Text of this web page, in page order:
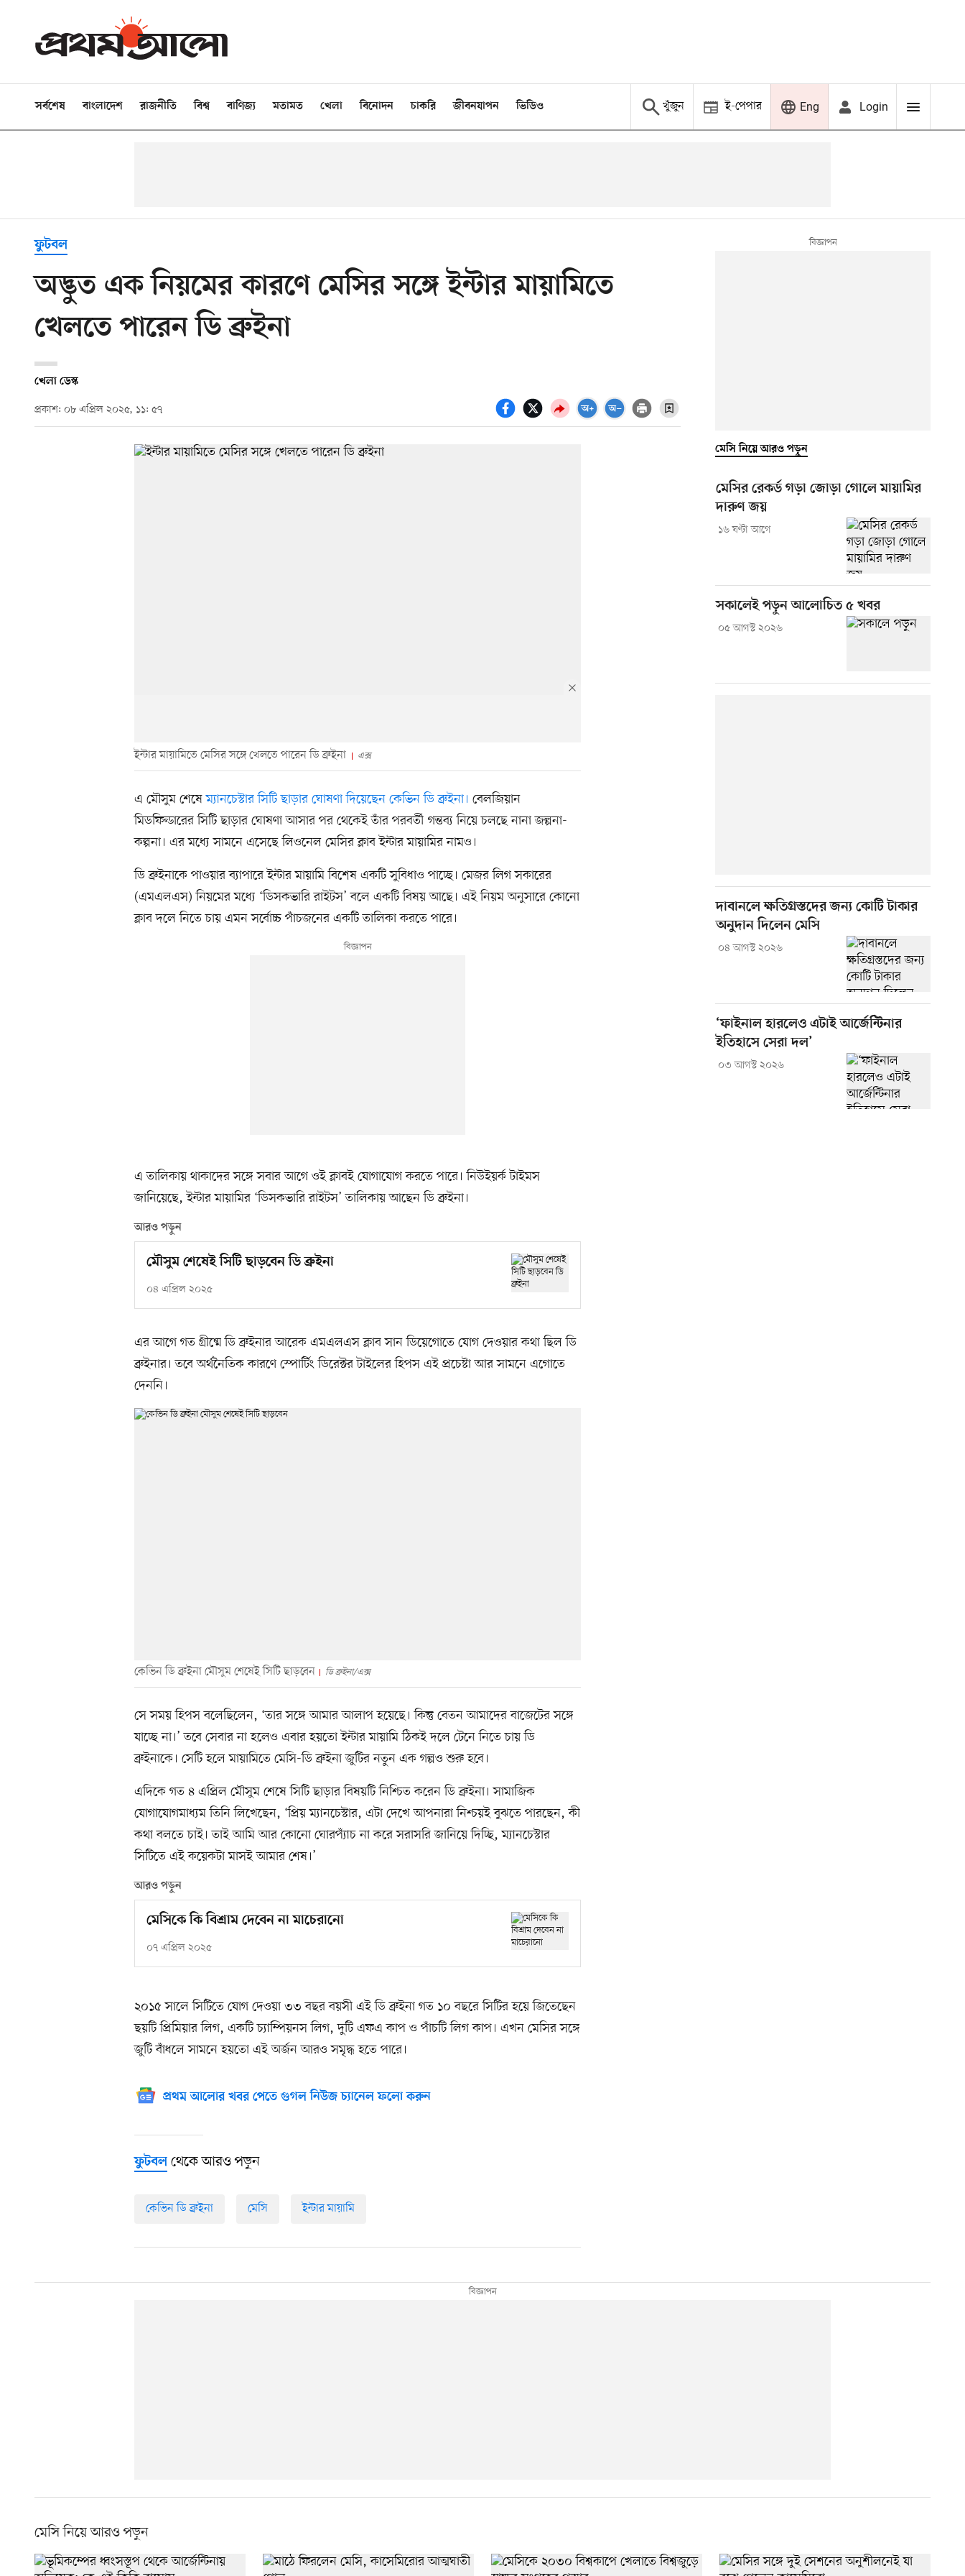
সর্বশেষ বাংলাদেশ রাজনীতি বিশ্ব বাণিজ্য মতামত খেলা বিনোদন চাকরি জীবনযাপন ভিডিও খুঁজুন ই-পেপার Eng Login
ফুটবল
অদ্ভুত এক নিয়মের কারণে মেসির সঙ্গে ইন্টার মায়ামিতে
খেলতে পারেন ডি ব্রুইনা
খেলা ডেস্ক
প্রকাশ: ০৮ এপ্রিল ২০২৫, ১১: ৫৭
ইন্টার মায়ামিতে মেসির সঙ্গে খেলতে পারেন ডি ব্রুইনা এক্স
এ মৌসুম শেষেম্যানচেস্টার সিটি ছাড়ার ঘোষণা দিয়েছেন কেভিন ডি ব্রুইনা। বেলজিয়ান
মিডফিল্ডারের সিটি ছাড়ার ঘোষণা আসার পর থেকেই তাঁর পরবর্তী গন্তব্য নিয়ে চলছে নানা জল্পনা-
কল্পনা। এর মধ্যে সামনে এসেছে লিওনেল মেসির ক্লাব ইন্টার মায়ামির নামও।
ডি ব্রুইনাকে পাওয়ার ব্যাপারে ইন্টার মায়ামি বিশেষ একটি সুবিধাও পাচ্ছে। মেজর লিগ সকারের
(এমএলএস) নিয়মের মধ্যে ‘ডিসকভারি রাইটস’ বলে একটি বিষয় আছে। এই নিয়ম অনুসারে কোনো
ক্লাব দলে নিতে চায় এমন সর্বোচ্চ পাঁচজনের একটি তালিকা করতে পারে।
এ তালিকায় থাকাদের সঙ্গে সবার আগে ওই ক্লাবই যোগাযোগ করতে পারে। নিউইয়র্ক টাইমস
জানিয়েছে, ইন্টার মায়ামির ‘ডিসকভারি রাইটস’ তালিকায় আছেন ডি ব্রুইনা।
আরও পড়ুন
মৌসুম শেষেই সিটি ছাড়বেন ডি ব্রুইনা
০৪ এপ্রিল ২০২৫
এর আগে গত গ্রীষ্মে ডি ব্রুইনার আরেক এমএলএস ক্লাব সান ডিয়েগোতে যোগ দেওয়ার কথা ছিল ডি
ব্রুইনার। তবে অর্থনৈতিক কারণে স্পোর্টিং ডিরেক্টর টাইলের হিপস এই প্রচেষ্টা আর সামনে এগোতে
দেননি।
কেভিন ডি ব্রুইনা মৌসুম শেষেই সিটি ছাড়বেন ডি ব্রুইনা/এক্স
সে সময় হিপস বলেছিলেন, ‘তার সঙ্গে আমার আলাপ হয়েছে। কিন্তু বেতন আমাদের বাজেটের সঙ্গে
যাচ্ছে না।’ তবে সেবার না হলেও এবার হয়তো ইন্টার মায়ামি ঠিকই দলে টেনে নিতে চায় ডি
ব্রুইনাকে। সেটি হলে মায়ামিতে মেসি-ডি ব্রুইনা জুটির নতুন এক গল্পও শুরু হবে।
এদিকে গত ৪ এপ্রিল মৌসুম শেষে সিটি ছাড়ার বিষয়টি নিশ্চিত করেন ডি ব্রুইনা। সামাজিক
যোগাযোগমাধ্যম তিনি লিখেছেন, ‘প্রিয় ম্যানচেস্টার, এটা দেখে আপনারা নিশ্চয়ই বুঝতে পারছেন, কী
কথা বলতে চাই। তাই আমি আর কোনো ঘোরপ্যাঁচ না করে সরাসরি জানিয়ে দিচ্ছি, ম্যানচেস্টার
সিটিতে এই কয়েকটা মাসই আমার শেষ।’
আরও পড়ুন
মেসিকে কি বিশ্রাম দেবেন না মাচেরানো
০৭ এপ্রিল ২০২৫
২০১৫ সালে সিটিতে যোগ দেওয়া ৩৩ বছর বয়সী এই ডি ব্রুইনা গত ১০ বছরে সিটির হয়ে জিতেছেন
ছয়টি প্রিমিয়ার লিগ, একটি চ্যাম্পিয়নস লিগ, দুটি এফএ কাপ ও পাঁচটি লিগ কাপ। এখন মেসির সঙ্গে
জুটি বাঁধলে সামনে হয়তো এই অর্জন আরও সমৃদ্ধ হতে পারে।
প্রথম আলোর খবর পেতে গুগল নিউজ চ্যানেল ফলো করুন
ফুটবল থেকে আরও পড়ুন
কেভিন ডি ব্রুইনা মেসি ইন্টার মায়ামি
মেসি নিয়ে আরও পড়ুন
মেসির রেকর্ড গড়া জোড়া গোলে মায়ামির
দারুণ জয়
১৬ ঘণ্টা আগে
সকালেই পড়ুন আলোচিত ৫ খবর
০৫ আগস্ট ২০২৬
দাবানলে ক্ষতিগ্রস্তদের জন্য কোটি টাকার
অনুদান দিলেন মেসি
০৪ আগস্ট ২০২৬
‘ফাইনাল হারলেও এটাই আর্জেন্টিনার
ইতিহাসে সেরা দল’
০৩ আগস্ট ২০২৬
মেসি নিয়ে আরও পড়ুন